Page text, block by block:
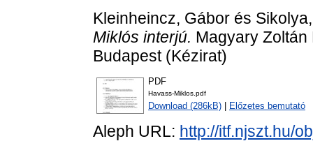
Kleinheincz, Gábor és
Miklós interjú. Magyary
Budapest (Kézirat)
PDF
Havass-Miklos.pdf
Download (286kB) Előzetes bemutató
Aleph URL: http://itf.njszt.hu/